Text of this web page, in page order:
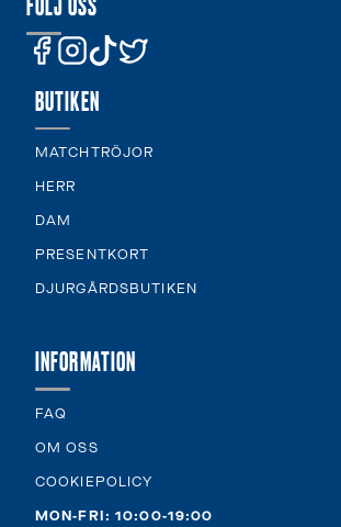
BUTIKEN
MATCHTRÖJOR
HERR
DAM
PRESENTKORT
DJURGÅRDSBUTIKEN
INFORMATION
FAQ
OM OSS
COOKIEPOLICY
MON-FRI: 10:00-19:00